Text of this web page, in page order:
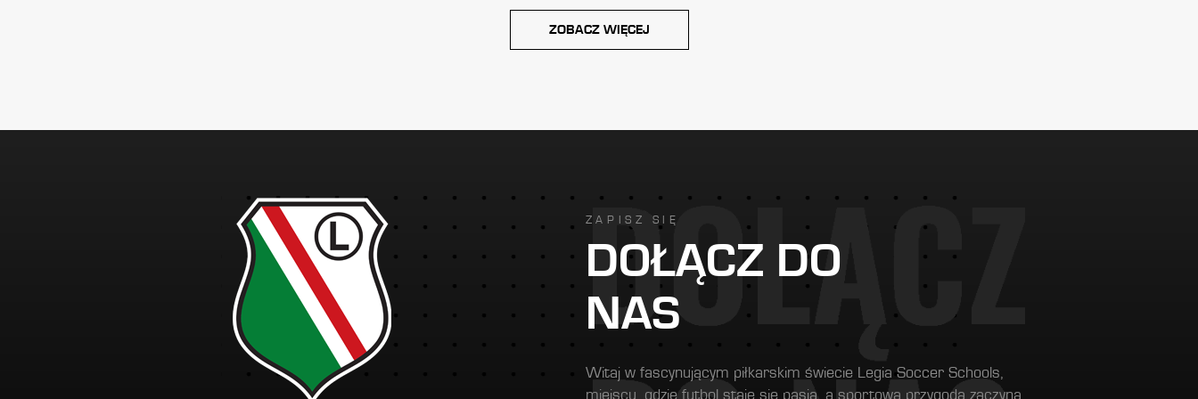
ZOBACZ WIĘCEJ
ZAPISZ SIĘ
DOŁĄCZ DO
NAS
Witaj w fascynującym piłkarskim świecie Legia Soccer Schools,
miejscu, gdzie futbol staje się pasją, a sportowa przygoda zaczyna